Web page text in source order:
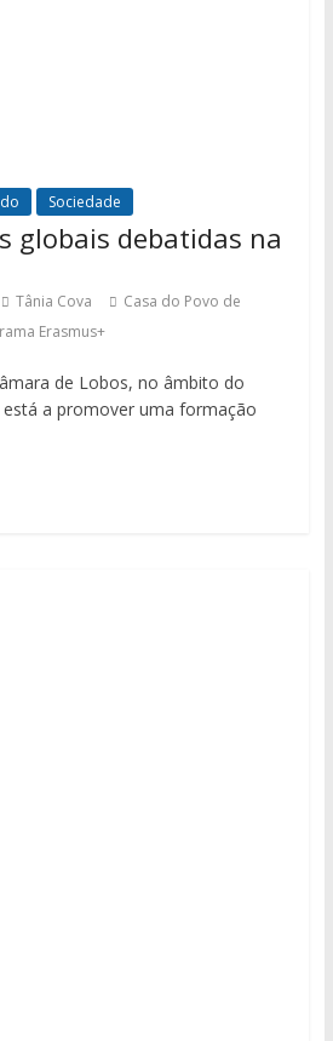
Sociedade
globais debatidas na
Tânia Cova
Casa do Povo de
Erasmus+
de Lobos, no âmbito do
a promover uma formação